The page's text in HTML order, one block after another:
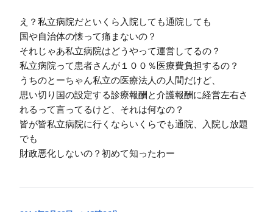
え？私立病院だといくら入院しても通院しても
国や自治体の懐って痛まないの？
それじゃあ私立病院はどうやって運営してるの？
私立病院って患者さんが１００％医療費負担するの？
うちのとーちゃん私立の医療法人の人間だけど、
思い切り国の設定する診療報酬と介護報酬に経営左右さ
れるって言ってるけど、それは何なの？
皆が皆私立病院に行くならいくらでも通院、入院し放題
でも
財政悪化しないの？初めて知ったわー